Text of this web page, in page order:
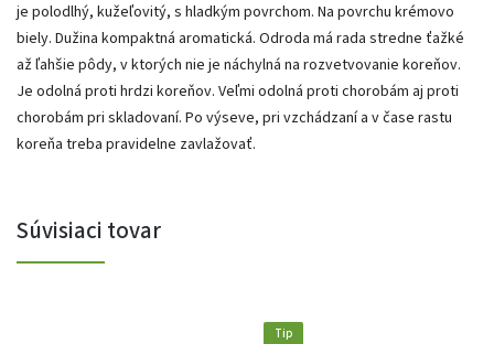
je polodlhý, kužeľovitý, s hladkým povrchom. Na povrchu krémovo
biely. Dužina kompaktná aromatická. Odroda má rada stredne ťažké
až ľahšie pôdy, v ktorých nie je náchylná na rozvetvovanie koreňov.
Je odolná proti hrdzi koreňov. Veľmi odolná proti chorobám aj proti
chorobám pri skladovaní. Po výseve, pri vzchádzaní a v čase rastu
koreňa treba pravidelne zavlažovať.
Súvisiaci tovar
Tip